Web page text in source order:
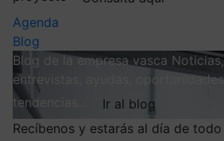
Agenda
Blog
Blog de la empresa vasca
entrevistas, ayudas,
tendencias…
Ir al blog
Recíbenos y estarás al día de